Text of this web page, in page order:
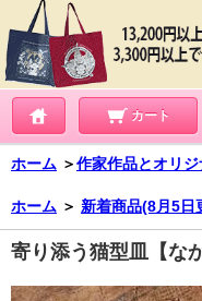
カート
ホーム ＞作家作品とオリ
ホーム ＞ 新着商品(8月5日
寄り添う猫型皿【な